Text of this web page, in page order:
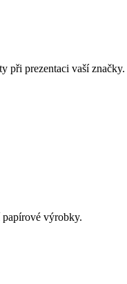
při prezentaci vaší značky.
papírové výrobky.